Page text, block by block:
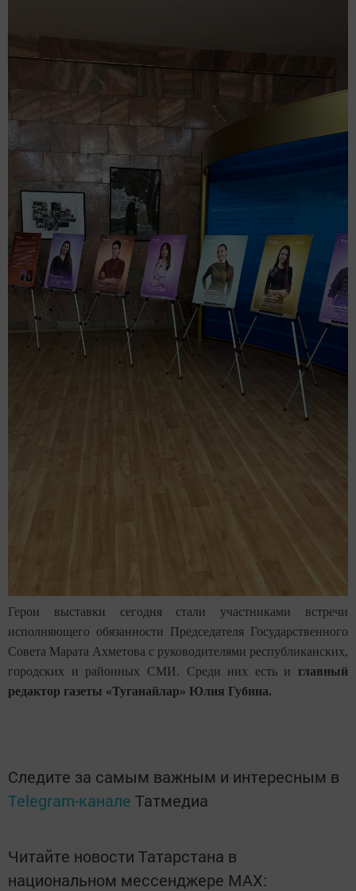
Герои выставки сегодня стали участниками встречи
исполняющего обязанности Председателя Государственного
Совета Марата Ахметова с руководителями республиканских,
городских и районных СМИ. Среди них есть и главный
редактор газеты «Туганайлар» Юлия Губина.
Следите за самым важным и интересным в
Telegram-канале Татмедиа
Читайте новости Татарстана в
национальном мессенджере MАХ: